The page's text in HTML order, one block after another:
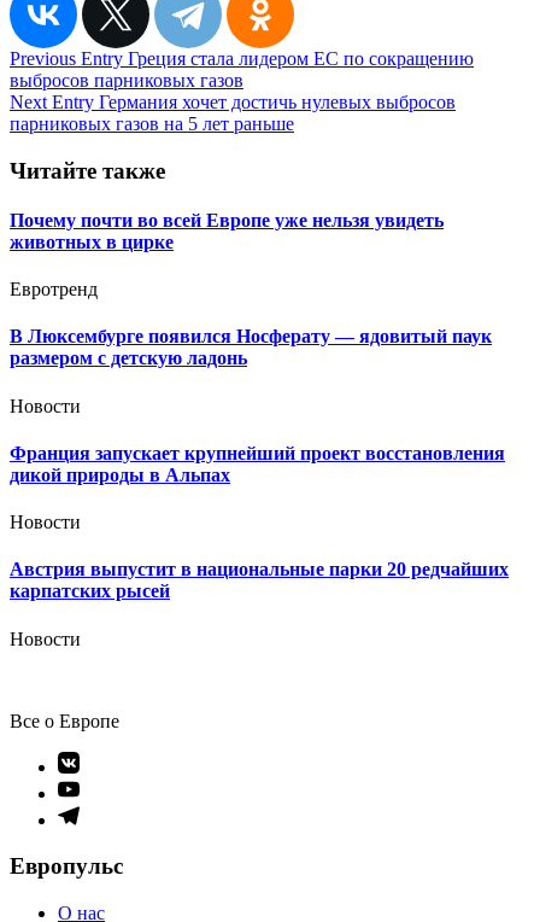
Навигация
по
записям
Previous Entry Греция стала лидером ЕС по сокращению
выбросов парниковых газов
Next Entry Германия хочет достичь нулевых выбросов
парниковых газов на 5 лет раньше
Читайте также
Почему почти во всей Европе уже нельзя увидеть
животных в цирке
Евротренд
В Люксембурге появился Носферату — ядовитый паук
размером с детскую ладонь
Новости
Франция запускает крупнейший проект восстановления
дикой природы в Альпах
Новости
Австрия выпустит в национальные парки 20 редчайших
карпатских рысей
Новости
Все о Европе
Элемент
меню
Элемент
меню
Элемент
Европульс
О нас